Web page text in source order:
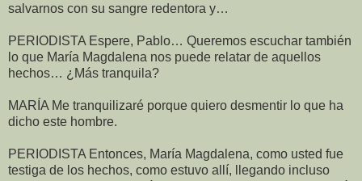
salvarnos con su sangre redentora y…
PERIODISTA Espere, Pablo… Queremos escuchar también
lo que María Magdalena nos puede relatar de aquellos
hechos… ¿Más tranquila?
MARÍA Me tranquilizaré porque quiero desmentir lo que ha
dicho este hombre.
PERIODISTA Entonces, María Magdalena, como usted fue
testiga de los hechos, como estuvo allí, llegando incluso